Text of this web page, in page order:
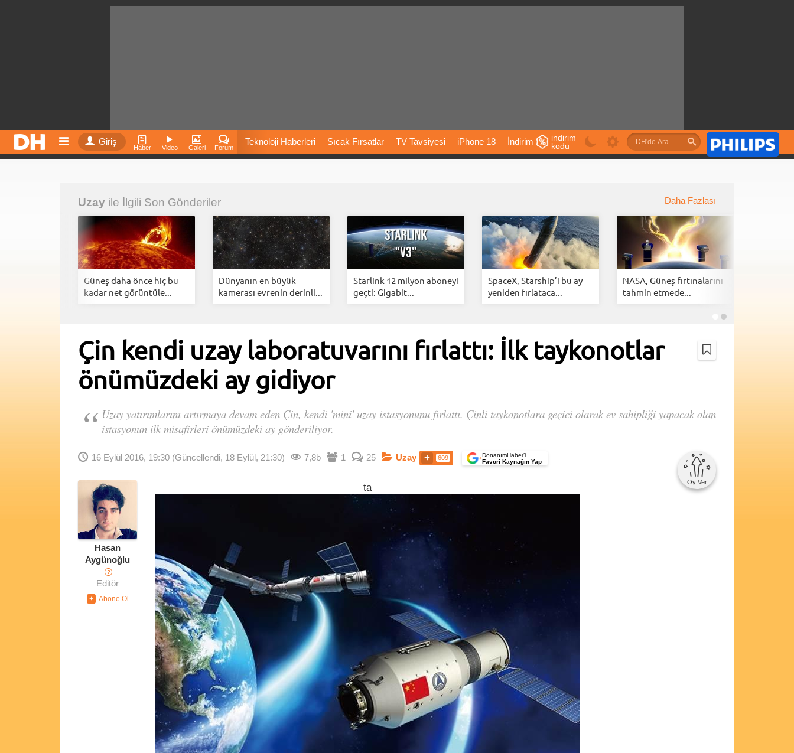
Giriş
Haber Video Galeri Forum
Teknoloji Haberleri Sıcak Fırsatlar TV Tavsiyesi iPhone 18 İndirim
İnstagram Dondurma İnstagram Çöktü Mü
indirim
kodu
Uzay ile İlgili Son Gönderiler Daha Fazlası
Güneş daha önce hiç bu
kadar net görüntüle...
Dünyanın en büyük
kamerası evrenin derinli...
Starlink 12 milyon aboneyi
geçti: Gigabit...
SpaceX, Starship’i bu ay
yeniden fırlataca...
NASA, Güneş fırtınalarını
tahmin etmede...
Çin kendi uzay laboratuvarını fırlattı: İlk taykonotlar
önümüzdeki ay gidiyor
Uzay yatırımlarını artırmaya devam eden Çin, kendi 'mini' uzay istasyonunu fırlattı. Çinli taykonotlara geçici olarak ev sahipliği yapacak olan
istasyonun ilk misafirleri önümüzdeki ay gönderiliyor.
16 Eylül 2016, 19:30 (Güncellendi, 18 Eylül, 21:30) 7,8b 1 25 Uzay 609 +DonanımHaber’i
Favori Kaynağın Yap
Oy Ver
Hasan
Aygünoğlu
?
Editör
ta